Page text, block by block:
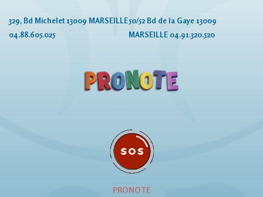
329, Bd Michelet 13009 MARSEILLE
04.88.605.025
50/52 Bd de la Gaye 13009
MARSEILLE 04.91.320.520
PRONOTE